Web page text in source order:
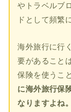
やトラベルブ
ドとして頻繁
海外旅行に行
要があること
保険を使うこ
に海外旅行保
なりますよね。